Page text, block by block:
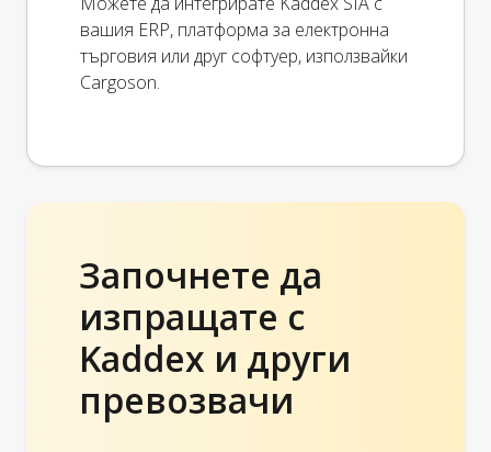
вашия ERP, платформа за електронна
търговия или друг софтуер, използвайки
Cargoson.
Започнете да
изпращате с
Kaddex и други
превозвачи